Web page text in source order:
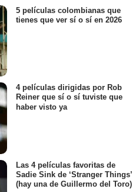
5 películas colombianas que
tienes que ver sí o sí en 2026
4 películas dirigidas por Rob
Reiner que sí o sí tuviste que
haber visto ya
Las 4 películas favoritas de
Sadie Sink de ‘Stranger Things’
(hay una de Guillermo del Toro)